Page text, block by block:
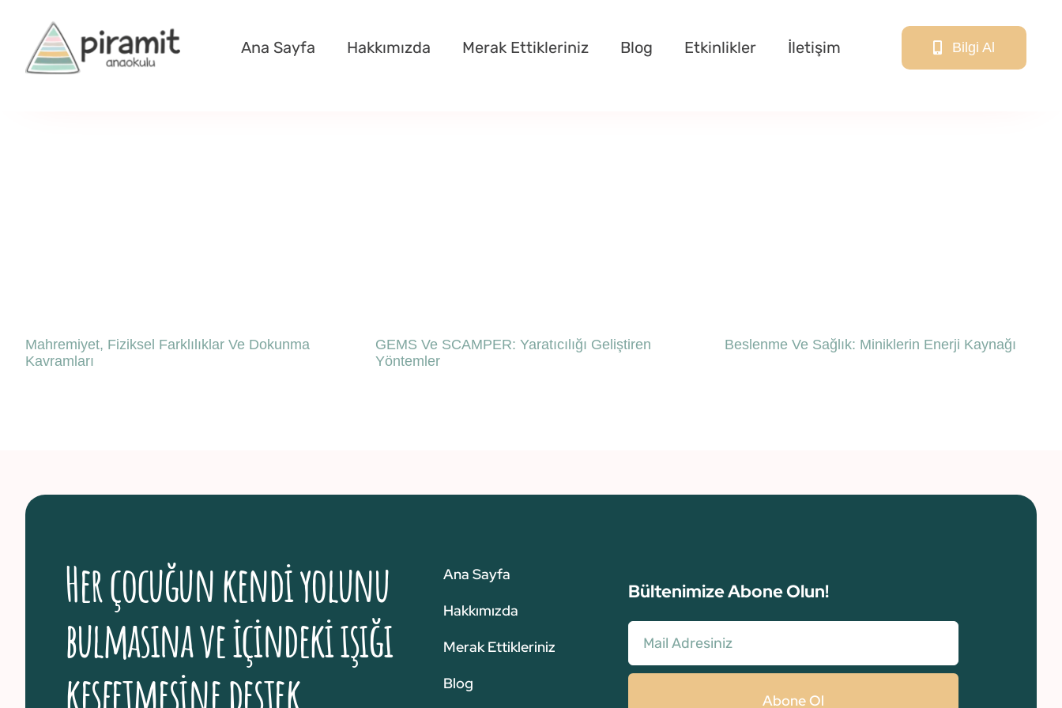
content
Ana Sayfa Hakkımızda Merak Ettikleriniz Blog Etkinlikler İletişim Bilgi Al
Mahremiyet, Fiziksel Farklılıklar Ve Dokunma
Kavramları
GEMS Ve SCAMPER: Yaratıcılığı Geliştiren
Yöntemler
Beslenme Ve Sağlık: Miniklerin Enerji Kaynağı
Her çocuğun kendi yolunu
bulmasına ve içindeki ışığı
keşfetmesine destek
Ana Sayfa
Hakkımızda
Merak Ettikleriniz
Blog
Bültenimize Abone Olun!
Abone Ol